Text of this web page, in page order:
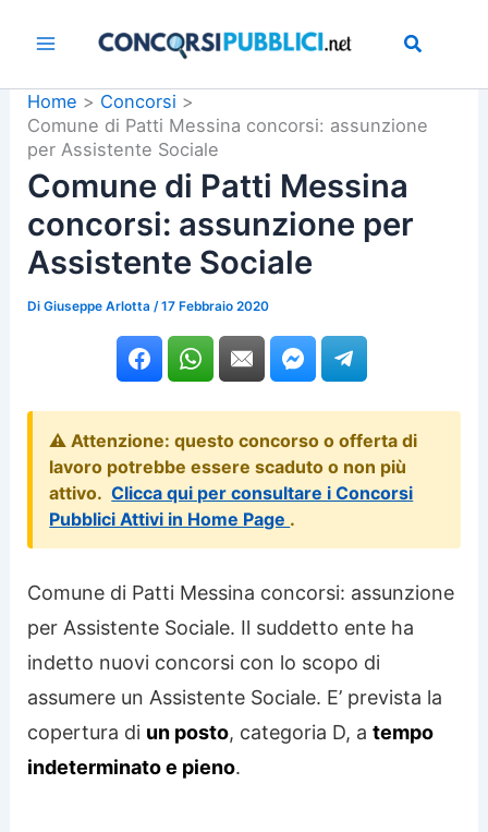
Home
Concorsi
Comune di Patti Messina concorsi: assunzione
per Assistente Sociale
Comune di Patti Messina
concorsi: assunzione per
Assistente Sociale
DiGiuseppe Arlotta /17 Febbraio 2020
⚠️ Attenzione: questo concorso o offerta di
lavoro potrebbe essere scaduto o non più
attivo. Clicca qui per consultare i Concorsi
Pubblici Attivi in Home Page .
Comune di Patti Messina concorsi: assunzione
per Assistente Sociale. Il suddetto ente ha
indetto nuovi concorsi con lo scopo di
assumere un Assistente Sociale. E’ prevista la
copertura di un posto, categoria D, atempo
indeterminato e pieno.